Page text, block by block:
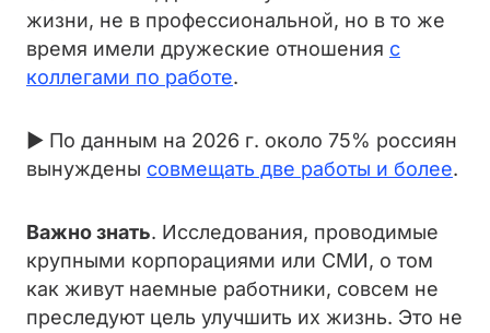
жизни, не в профессиональной, но в то же
время имели дружеские отношения с
коллегами по работе.
► По данным на 2026 г. около 75% россиян
вынуждены совмещать две работы и более.
Важно знать. Исследования, проводимые
крупными корпорациями или СМИ, о том
как живут наемные работники, совсем не
преследуют цель улучшить их жизнь. Это не